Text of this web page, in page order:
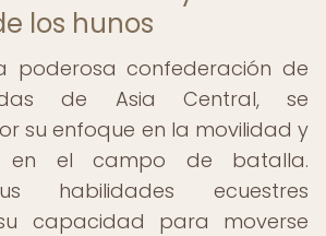
los hunos
poderosa confederación de
de Asia Central, se
su enfoque en la movilidad y
en el campo de batalla.
habilidades ecuestres
capacidad para moverse